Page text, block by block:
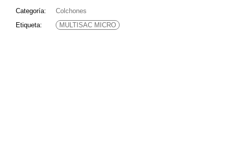
Categoría:
Colchones
Etiqueta:
MULTISAC MICRO